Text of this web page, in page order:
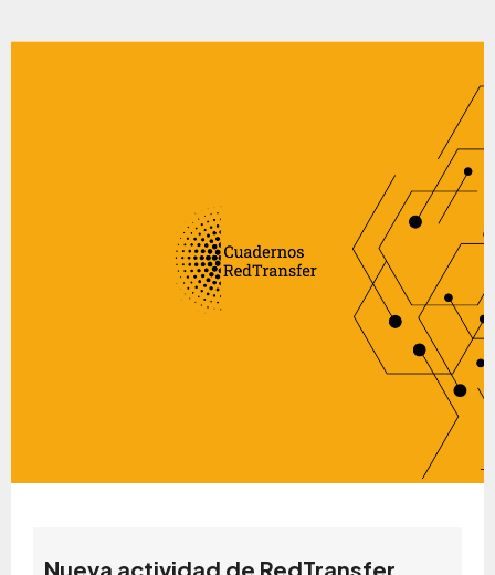
Nueva actividad de RedTransfer